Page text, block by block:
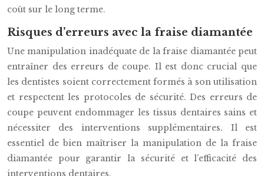
coût sur le long terme.
Risques d’erreurs avec la fraise diamantée
Une manipulation inadéquate de la fraise diamantée peut
entraîner des erreurs de coupe. Il est donc crucial que
les dentistes soient correctement formés à son utilisation
et respectent les protocoles de sécurité. Des erreurs de
coupe peuvent endommager les tissus dentaires sains et
nécessiter des interventions supplémentaires. Il est
essentiel de bien maîtriser la manipulation de la fraise
diamantée pour garantir la sécurité et l’efficacité des
interventions dentaires.